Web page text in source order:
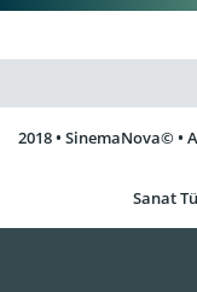
2018 • SinemaNova©
Sanat